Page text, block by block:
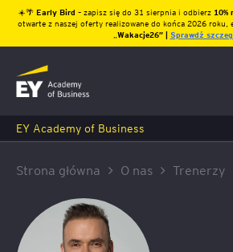
☀️🌴 Early Bird – zapisz się do 31 sierpnia i odbierz10%
otwarte z naszej oferty realizowane do końca 2026 roku,
Wakacje26″ | Sprawdź
EY Academy of Business
Strona główna O nas Trenerzy